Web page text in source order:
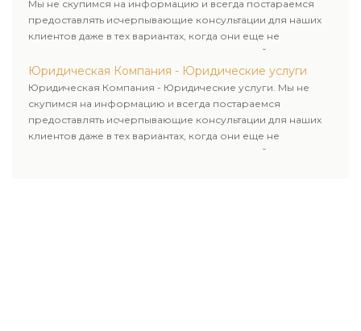
Мы не скупимся на информацию и всегда постараемся
предоставлять исчерпывающие консультации для наших
клиентов даже в тех вариантах, когда они еще не
пользовались юридическими услугами нашей компании.
Юридическая Компания - Юридические услуги
Юридическая Компания - Юридические услуги. Мы не
скупимся на информацию и всегда постараемся
предоставлять исчерпывающие консультации для наших
клиентов даже в тех вариантах, когда они еще не
пользовались юридическими услугами нашей компании.